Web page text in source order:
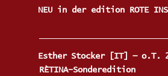
NEU in der edition ROTE
Esther Stocker [IT] — o.T.
RÈTINA–Sonderedition